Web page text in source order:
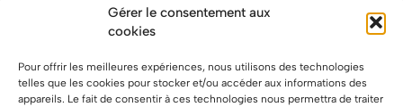
Gérer le consentement aux
cookies
Pour offrir les meilleures expériences, nous utilisons des technologies
telles que les cookies pour stocker et/ou accéder aux informations des
appareils. Le fait de consentir à ces technologies nous permettra de traiter
mercredi